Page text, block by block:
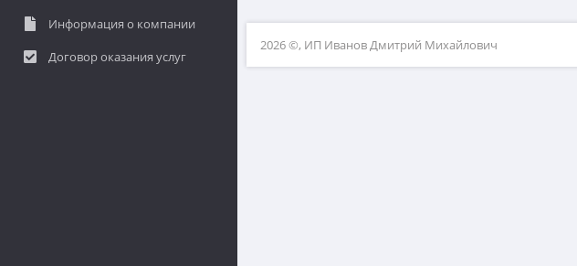
Информация о компании
Договор оказания услуг
2026 ©, ИП Иванов Дмитрий Михайлович